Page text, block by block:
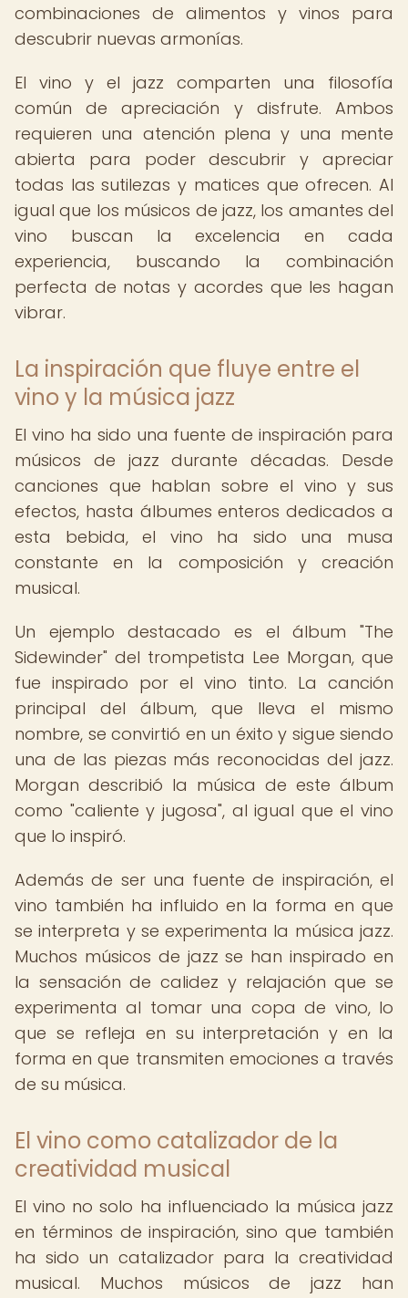
combinaciones de alimentos y vinos para
descubrir nuevas armonías.
El vino y el jazz comparten una filosofía
común de apreciación y disfrute. Ambos
requieren una atención plena y una mente
abierta para poder descubrir y apreciar
todas las sutilezas y matices que ofrecen. Al
igual que los músicos de jazz, los amantes del
vino buscan la excelencia en cada
experiencia, buscando la combinación
perfecta de notas y acordes que les hagan
vibrar.
La inspiración que fluye entre el
vino y la música jazz
El vino ha sido una fuente de inspiración para
músicos de jazz durante décadas. Desde
canciones que hablan sobre el vino y sus
efectos, hasta álbumes enteros dedicados a
esta bebida, el vino ha sido una musa
constante en la composición y creación
musical.
Un ejemplo destacado es el álbum "The
Sidewinder" del trompetista Lee Morgan, que
fue inspirado por el vino tinto. La canción
principal del álbum, que lleva el mismo
nombre, se convirtió en un éxito y sigue siendo
una de las piezas más reconocidas del jazz.
Morgan describió la música de este álbum
como "caliente y jugosa", al igual que el vino
que lo inspiró.
Además de ser una fuente de inspiración, el
vino también ha influido en la forma en que
se interpreta y se experimenta la música jazz.
Muchos músicos de jazz se han inspirado en
la sensación de calidez y relajación que se
experimenta al tomar una copa de vino, lo
que se refleja en su interpretación y en la
forma en que transmiten emociones a través
de su música.
El vino como catalizador de la
creatividad musical
El vino no solo ha influenciado la música jazz
en términos de inspiración, sino que también
ha sido un catalizador para la creatividad
musical. Muchos músicos de jazz han